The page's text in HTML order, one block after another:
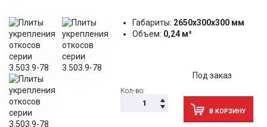
Габариты: 2650х300х300 мм
Объем: 0,24 м³
Под заказ
Кол-во:
В КОРЗИНУ